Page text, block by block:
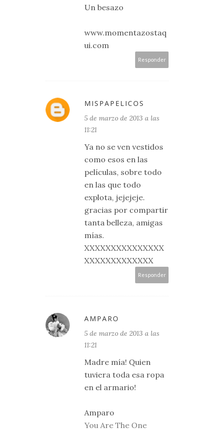
Un besazo
www.momentazostaq
ui.com
Responder
MISPAPELICOS
5 de marzo de 2013 a las
11:21
Ya no se ven vestidos
como esos en las
películas, sobre todo
en las que todo
explota, jejejeje.
gracias por compartir
tanta belleza, amigas
mías.
XXXXXXXXXXXXXXX
XXXXXXXXXXXXX
Responder
AMPARO
5 de marzo de 2013 a las
11:21
Madre mía! Quien
tuviera toda esa ropa
en el armario!
Amparo
You Are The One